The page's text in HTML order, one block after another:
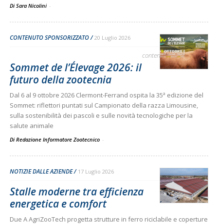
Di Sara Nicolini -
CONTENUTO SPONSORIZZATO 20 Luglio 2026
contenuto sponsorizzato
Sommet de l’Élevage 2026: il
futuro della zootecnia
Dal 6 al 9 ottobre 2026 Clermont-Ferrand ospita la 35ª edizione del
Sommet: riflettori puntati sul Campionato della razza Limousine,
sulla sostenibilità dei pascoli e sulle novità tecnologiche per la
salute animale
Di Redazione Informatore Zootecnico -
NOTIZIE DALLE AZIENDE 17 Luglio 2026
Stalle moderne tra efficienza
energetica e comfort
Due A AgriZooTech progetta strutture in ferro riciclabile e coperture